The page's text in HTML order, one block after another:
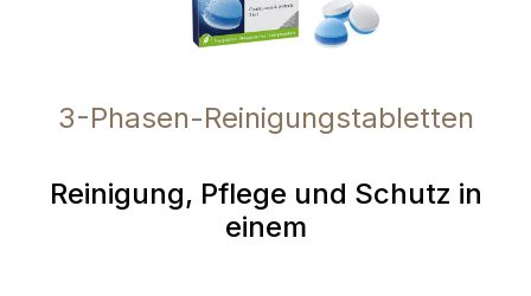
3-Phasen-Reinigungstabletten
Reinigung, Pflege und Schutz in
einem